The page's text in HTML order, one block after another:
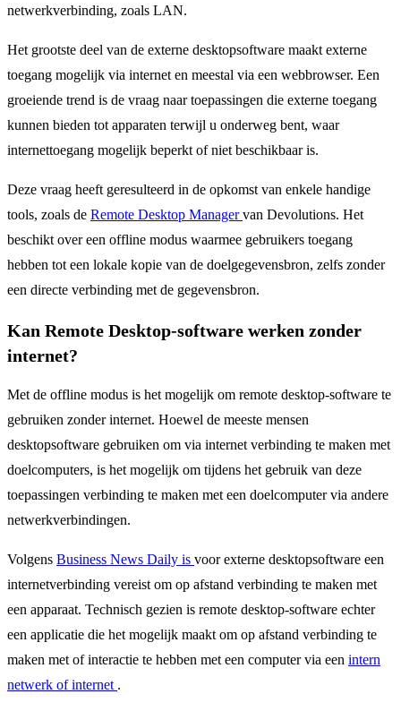
netwerkverbinding, zoals LAN.
Het grootste deel van de externe desktopsoftware maakt externe
toegang mogelijk via internet en meestal via een webbrowser. Een
groeiende trend is de vraag naar toepassingen die externe toegang
kunnen bieden tot apparaten terwijl u onderweg bent, waar
internettoegang mogelijk beperkt of niet beschikbaar is.
Deze vraag heeft geresulteerd in de opkomst van enkele handige
tools, zoals de Remote Desktop Managervan Devolutions. Het
beschikt over een offline modus waarmee gebruikers toegang
hebben tot een lokale kopie van de doelgegevensbron, zelfs zonder
een directe verbinding met de gegevensbron.
Kan Remote Desktop-software werken zonder
internet?
Met de offline modus is het mogelijk om remote desktop-software te
gebruiken zonder internet. Hoewel de meeste mensen
desktopsoftware gebruiken om via internet verbinding te maken met
doelcomputers, is het mogelijk om tijdens het gebruik van deze
toepassingen verbinding te maken met een doelcomputer via andere
netwerkverbindingen.
Volgens Business News Daily is voor externe desktopsoftware een
internetverbinding vereist om op afstand verbinding te maken met
een apparaat. Technisch gezien is remote desktop-software echter
een applicatie die het mogelijk maakt om op afstand verbinding te
maken met of interactie te hebben met een computer via een intern
netwerk of internet .